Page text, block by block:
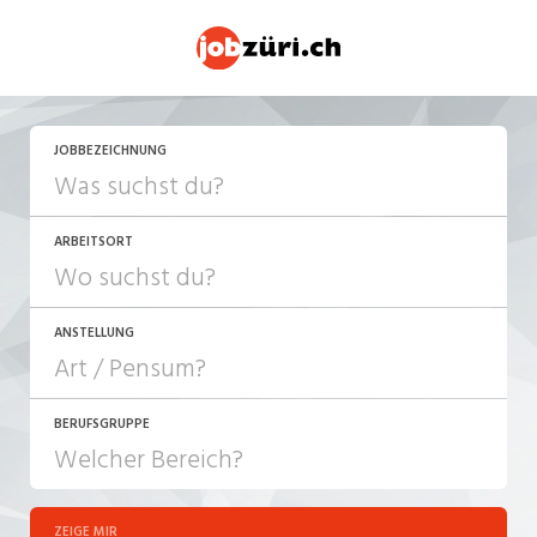
JOBBEZEICHNUNG
ARBEITSORT
ANSTELLUNG
JOB-TYP
Festanstellung
BERUFSGRUPPE
ZEIGE MIR